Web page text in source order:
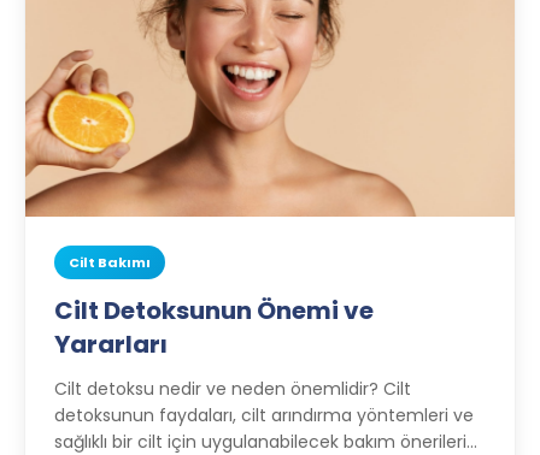
Cilt Bakımı
Cilt Detoksunun Önemi ve
Yararları
Cilt detoksu nedir ve neden önemlidir? Cilt
detoksunun faydaları, cilt arındırma yöntemleri ve
sağlıklı bir cilt için uygulanabilecek bakım önerilerini